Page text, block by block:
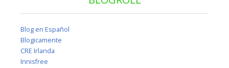
Blog en Español
Blogicamente
CRE Irlanda
Innisfree